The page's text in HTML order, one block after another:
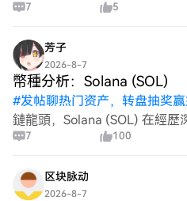
附近箜 看72-71 昨天 SOL 冲
7 5
芳子
2026-8-7
幣種分析：Solana (SOL)
#发帖聊热门资产，转盘抽奖
鏈龍頭，Solana (SOL) 在經歷
格在 $72 至 $75 美元附近區間
7 100
区块脉动
2026-8-7